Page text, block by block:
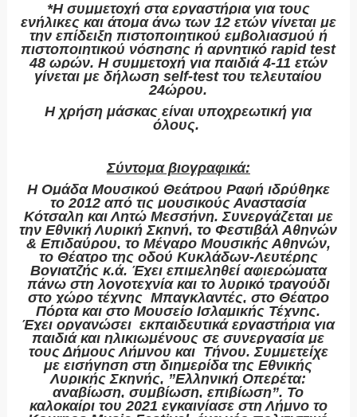
*Η συμμετοχή στα εργαστήρια για τους
ενήλικες και άτομα άνω των 12 ετών γίνεται με
την επίδειξη πιστοποιητικού εμβολιασμού ή
πιστοποιητικού νόσησης ή αρνητικό rapid test
48 ωρών. Η συμμετοχή για παιδιά 4-11 ετών
γίνεται με δήλωση self-test του τελευταίου
24ώρου.
Η χρήση μάσκας είναι υποχρεωτική για
όλους.
Σύντομα βιογραφικά:
Η Ομάδα Mουσικού Θεάτρου Ραφήιδρύθηκε
το 2012 από τις μουσικούς Αναστασία
Κότσαλη και Λητώ Μεσσήνη. Συνεργάζεται με
την Εθνική Λυρική Σκηνή, το Φεστιβάλ Αθηνών
& Επιδαύρου, το Μέγαρο Μουσικής Αθηνών,
το Θέατρο της οδού Κυκλάδων-Λευτέρης
Βογιατζής κ.ά. Έχει επιμεληθεί αφιερώματα
πάνω στη λογοτεχνία και το λυρικό τραγούδι
στο χώρο τέχνης Μπαγκλαντές, στο Θέατρο
Πόρτα και στο Μουσείο Ισλαμικής Τέχνης.
Έχει οργανώσει εκπαιδευτικά εργαστήρια για
παιδιά και ηλικιωμένους σε συνεργασία με
τους Δήμους Λήμνου και Τήνου. Συμμετείχε
με εισήγηση στη διημερίδα της Εθνικής
Λυρικής Σκηνής, ”Ελληνική Οπερέτα:
αναβίωση, συμβίωση, επιβίωση”. Το
καλοκαίρι του 2021 εγκαινίασε στη Λήμνο το